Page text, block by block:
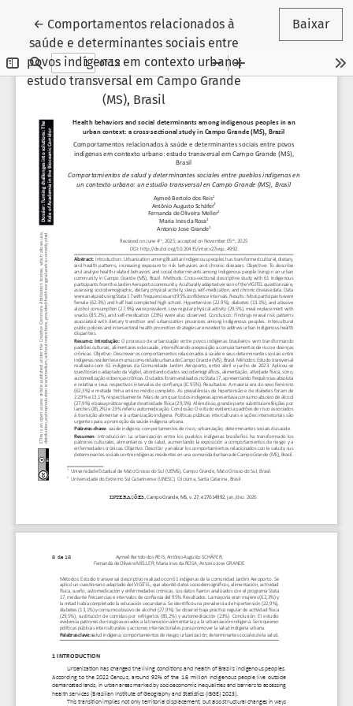
← Voltar aos Detalhes do Artigo
Comportamentos relacionados à
saúde e determinantes sociais entre
povos indígenas em contexto urbano:
estudo transversal em Campo Grande
(MS), Brasil
Baixar